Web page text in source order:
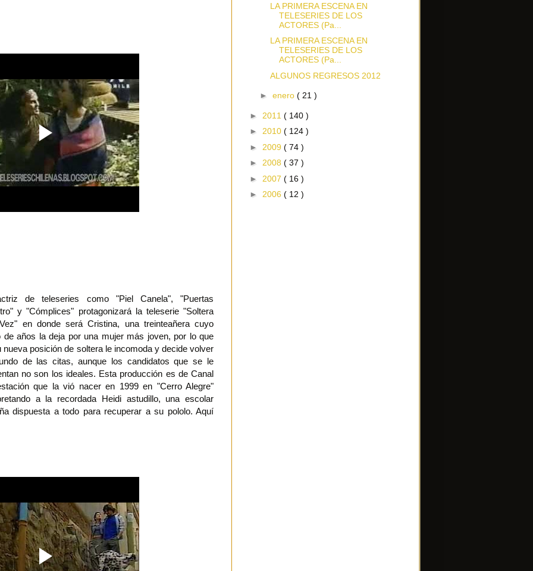
de teleseries como "Piel Canela", "Puertas
y "Cómplices" protagonizará la teleserie "Soltera
en donde será Cristina, una treinteañera cuyo
de años la deja por una mujer más joven, por lo que
nueva posición de soltera le incomoda y decide volver
de las citas, aunque los candidatos que se le
no son los ideales. Esta producción es de Canal
que la vió nacer en 1999 en "Cerro Alegre"
a la recordada Heidi astudillo, una escolar
dispuesta a todo para recuperar a su pololo. Aquí
LA PRIMERA ESCENA EN
TELESERIES DE LOS
ACTORES (Pa...
LA PRIMERA ESCENA EN
TELESERIES DE LOS
ACTORES (Pa...
ALGUNOS REGRESOS 2012
► enero ( 21 )
► 2011 ( 140 )
► 2010 ( 124 )
► 2009 ( 74 )
► 2008 ( 37 )
► 2007 ( 16 )
► 2006 ( 12 )